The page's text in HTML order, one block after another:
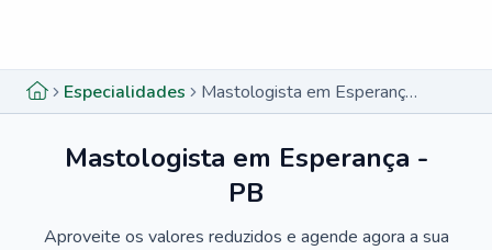
Especialidades Mastologista em Esperança - PB
Mastologista em Esperança -
PB
Aproveite os valores reduzidos e agende agora a sua